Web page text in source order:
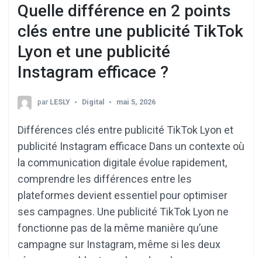
Quelle différence en 2 points
clés entre une publicité TikTok
Lyon et une publicité
Instagram efficace ?
par LESLY Digital mai 5, 2026
Différences clés entre publicité TikTok Lyon et
publicité Instagram efficace Dans un contexte où
la communication digitale évolue rapidement,
comprendre les différences entre les
plateformes devient essentiel pour optimiser
ses campagnes. Une publicité TikTok Lyon ne
fonctionne pas de la même manière qu’une
campagne sur Instagram, même si les deux